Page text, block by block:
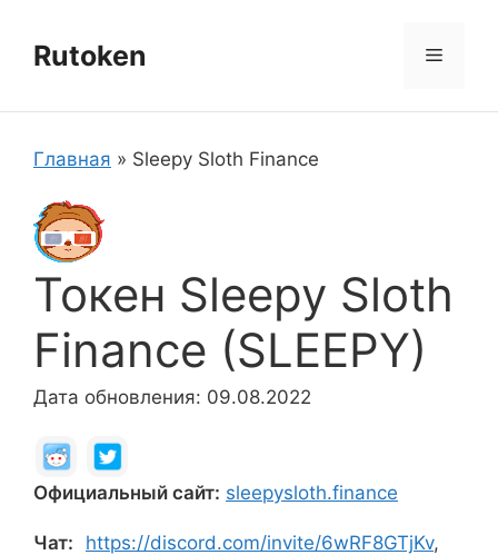
содержимому
Rutoken Меню
Главная » Sleepy Sloth Finance
Токен Sleepy Sloth
Finance (SLEEPY)
Дата обновления: 09.08.2022
Официальный сайт: sleepysloth.finance
Чат: https://discord.com/invite/6wRF8GTjKv,